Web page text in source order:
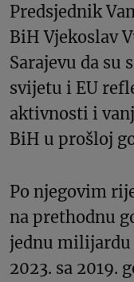
Predsjednik
BiH Vjekoslav
Sarajevu da su
svijetu i EU
aktivnosti i
BiH u prošloj
Po njegovim
na prethodnu
jednu
2023. sa 2019.